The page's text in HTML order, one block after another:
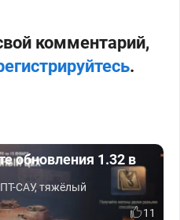
комментарий,
.
обновления 1.32 в
САУ, тяжёлый
11